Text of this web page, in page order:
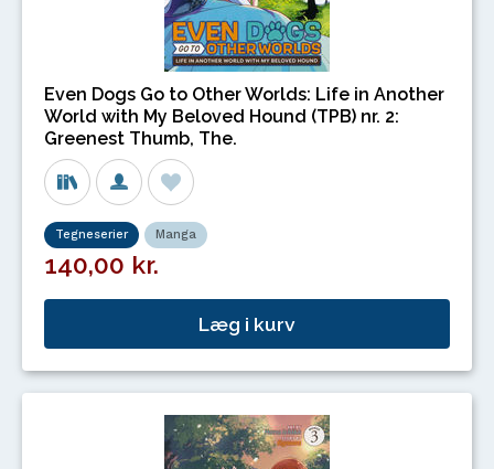
Even Dogs Go to Other Worlds: Life in Another
World with My Beloved Hound (TPB) nr. 2:
Greenest Thumb, The.
Tegneserier Manga
140,00 kr.
Læg i kurv